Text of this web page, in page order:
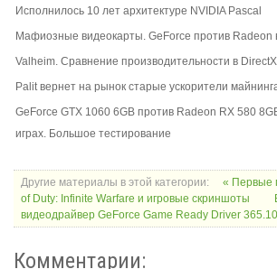
Исполнилось 10 лет архитектуре NVIDIA Pascal
Мафиозные видеокарты. GeForce против Radeon
Valheim. Сравнение производительности в
Palit вернет на рынок старые ускорители
GeForce GTX 1060 6GB против Radeon RX 580
играх. Большое тестирование
Другие материалы в этой категории:
« Первые
of Duty: Infinite Warfare и игровые скриншоты
видеодрайвер GeForce Game Ready Driver
Комментарии: